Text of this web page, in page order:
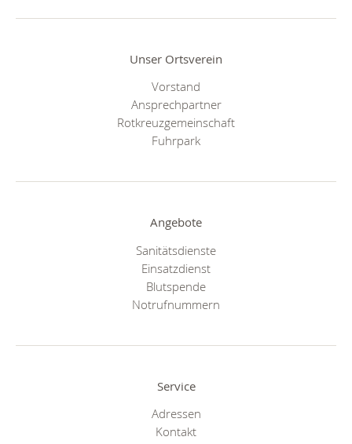
Unser Ortsverein
Vorstand
Ansprechpartner
Rotkreuzgemeinschaft
Fuhrpark
Angebote
Sanitätsdienste
Einsatzdienst
Blutspende
Notrufnummern
Service
Adressen
Kontakt